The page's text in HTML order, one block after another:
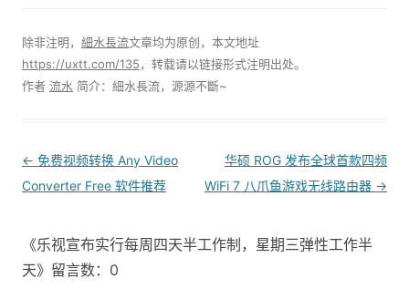
除非注明， 細水長流文章均为原创，本文地址
https://uxtt.com/135，转载请以链接形式注明出处。
作者 流水 简介：細水長流，源源不斷~
Post
navigation
← 免费视频转换 Any Video
Converter Free 软件推荐
华硕 ROG 发布全球首款四频
WiFi 7 八爪鱼游戏无线路由器 →
《乐视宣布实行每周四天半工作制，星期三弹性工作半
天》留言数：0